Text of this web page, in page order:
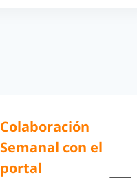
Colaboración
Semanal con el
portal